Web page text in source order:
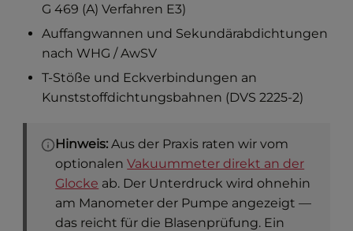
G 469 (A) Verfahren E3)
Auffangwannen und Sekundärabdichtungen
nach WHG / AwSV
T-Stöße und Eckverbindungen an
Kunststoffdichtungsbahnen (DVS 2225-2)
Hinweis: Aus der Praxis raten wir vom
optionalenVakuummeter direkt an der
Glocke ab. Der Unterdruck wird ohnehin
am Manometer der Pumpe angezeigt —
das reicht für die Blasenprüfung. Ein